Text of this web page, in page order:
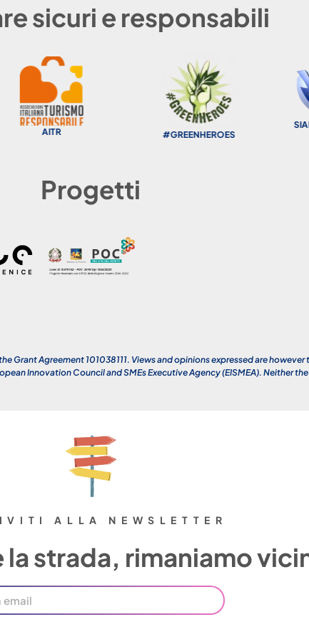
sicuri e responsabili
#GREENHEROES
SIAMO
Progetti
Grant Agreement 101038111. Views and opinions expressed are
Innovation Council and SMEs Executive Agency (EISMEA). Neither
ALLA NEWSLETTER
la strada, rimaniamo